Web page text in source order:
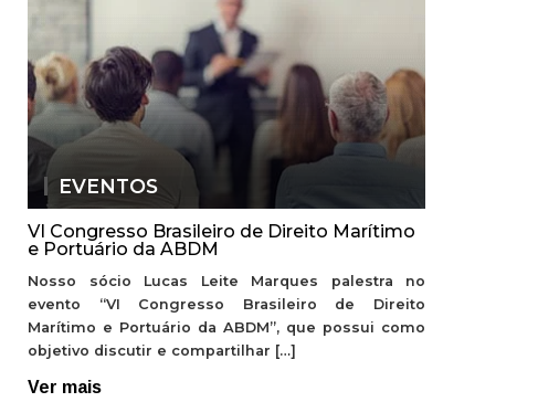
EVENTOS
VI Congresso Brasileiro de Direito Marítimo
e Portuário da ABDM
Nosso sócio Lucas Leite Marques palestra no
evento “VI Congresso Brasileiro de Direito
Marítimo e Portuário da ABDM”, que possui como
objetivo discutir e compartilhar […]
Ver mais